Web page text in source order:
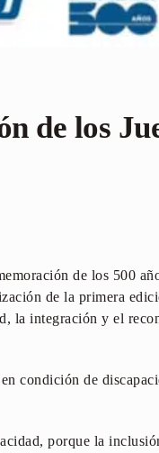
de los
de los 500
de la primera
la integración y el
condición de
porque la